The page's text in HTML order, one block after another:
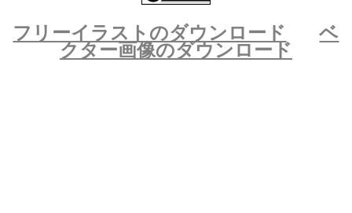
フリーイラストのダウンロード
ベ
クター画像のダウンロード